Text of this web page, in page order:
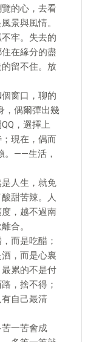
的心，去看
景與風情。
牢。失去的
在緣分的盡
留不住。放
窗口，聊的
，偶爾彈出幾
，選擇上
現在，偶而
。——生活，
人生，就免
甜苦辣。人
，越不過南
合。
而是吃醋；
，而是心裏
累的不是付
，捨不得；
自己最清
一苦會成